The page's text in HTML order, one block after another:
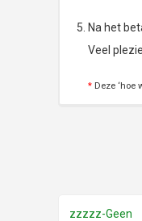
Na het
Veel
* Deze
zzzzz-Geen